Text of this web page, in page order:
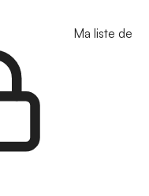
Ma liste de